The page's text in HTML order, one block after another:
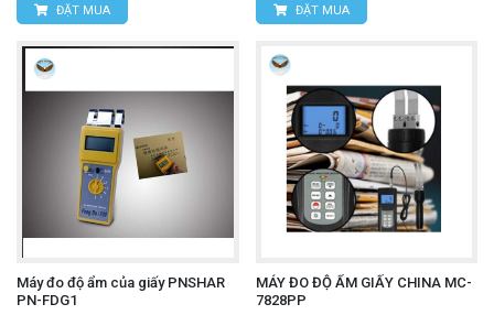
ĐẶT MUA ĐẶT MUA
Máy đo độ ẩm của giấy PNSHAR
PN-FDG1
MÁY ĐO ĐỘ ẨM GIẤY CHINA MC-
7828PP